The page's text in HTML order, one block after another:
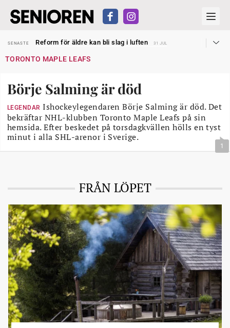
SENASTE
Reform för äldre kan bli slag i luften
31 JUL
SENASTE
Dom öppnar för rätt till garantipension
SENASTE
Liten höjning av garantipensionen
SENASTE
Sven Hagströmer sommarpratar
SENASTE
Reform för äldre kan bli slag i luften 31 JUL
TORONTO MAPLE LEAFS
Börje Salming är död
LEGENDAR Ishockeylegendaren Börje Salming är död. Det
bekräftar NHL-klubben Toronto Maple Leafs på sin
hemsida. Efter beskedet på torsdagkvällen hölls en tyst
minut i alla SHL-arenor i Sverige.
1
FRÅN LÖPET